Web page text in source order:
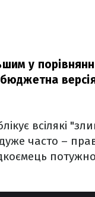
у
всілякі
часто –